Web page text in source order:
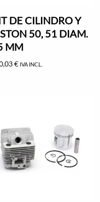
DE CILINDRO Y
50, 51 DIAM.
MM
€ IVA INCL.